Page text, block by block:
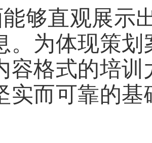
够直观展示
。为体现策
容格式的培
实而可靠的基